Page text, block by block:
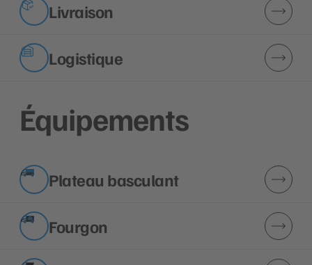
Livraison
Logistique
Équipements
Plateau basculant
Fourgon